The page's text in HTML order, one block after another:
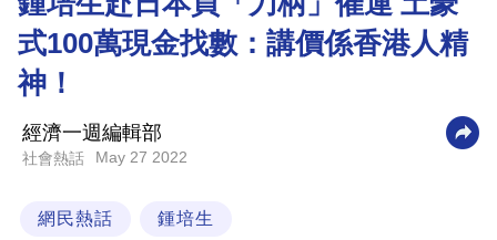
財
商
科
技
式100萬現金找數：講價係香港人精
神！
經濟一週編輯部
社會熱話 May 27 2022
網民熱話 鍾培生